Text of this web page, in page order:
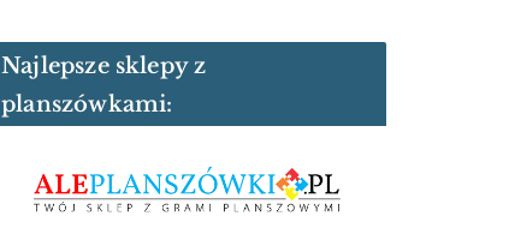
Najlepsze sklepy z
planszówkami: